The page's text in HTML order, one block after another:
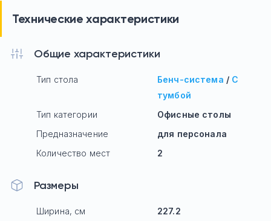
Технические характеристики
Общие характеристики
Тип стола Бенч-система / С
тумбой
Тип категории
Офисные столы
Предназначение
для персонала
Количество мест
2
Размеры
Ширина, см 227.2